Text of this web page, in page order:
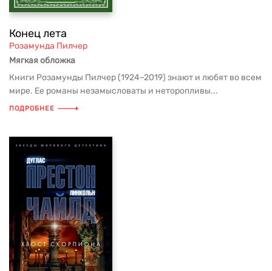
Конец лета
Розамунда Пилчер
Мягкая обложка
Книги Розамунды Пилчер (1924–2019) знают и любят во всем
мире. Ее романы незамысловаты и неторопливы...
ПОДРОБНЕЕ